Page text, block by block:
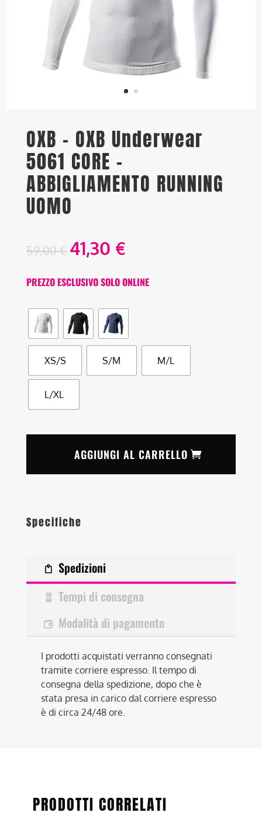
OXB – OXB Underwear
5061 CORE –
ABBIGLIAMENTO RUNNING
UOMO
59,00€ 41,30 €
PREZZO ESCLUSIVO SOLO ONLINE
XS/S S/M M/L
L/XL
AGGIUNGI AL CARRELLO
Specifiche
Spedizioni
Tempi di consegna
Modalità di pagamento
I prodotti acquistati verranno consegnati
tramite corriere espresso. Il tempo di
consegna della spedizione, dopo che è
stata presa in carico dal corriere espresso
è di circa 24/48 ore.
PRODOTTI CORRELATI